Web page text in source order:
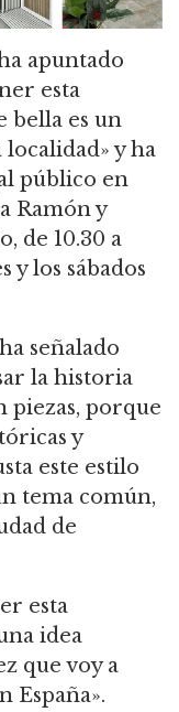
apuntado
esta
bella es un
y ha
público en
Ramón y
de 10.30 a
y los sábados
señalado
la historia
piezas, porque
y
este estilo
tema común,
de
esta
idea
que voy a
España».